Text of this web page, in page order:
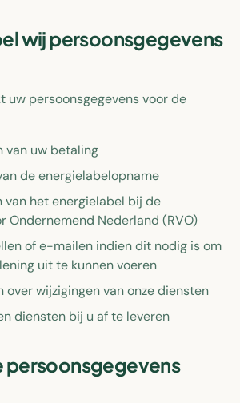
wij persoonsgegevens
uw persoonsgegevens voor de
van uw betaling
de energielabelopname
van het energielabel bij de
Ondernemend Nederland (RVO)
of e-mailen indien dit nodig is om
uit te kunnen voeren
over wijzigingen van onze diensten
diensten bij u af te leveren
persoonsgegevens